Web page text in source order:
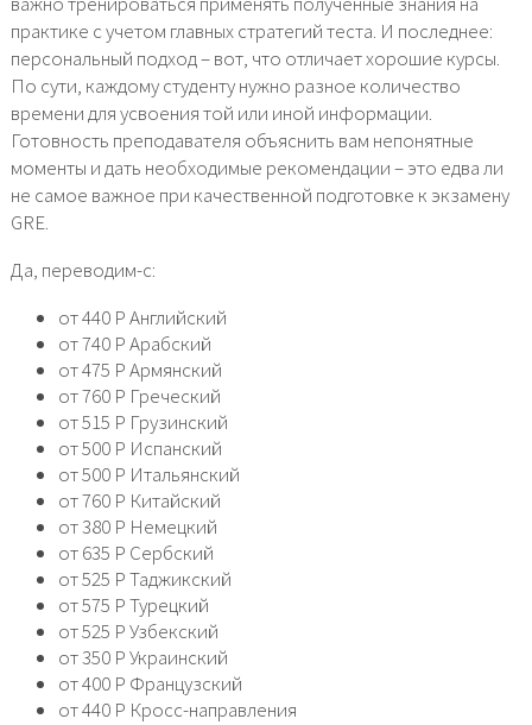
практике с учетом главных стратегий теста. И последнее:
персональный подход – вот, что отличает хорошие курсы.
По сути, каждому студенту нужно разное количество
времени для усвоения той или иной информации.
Готовность преподавателя объяснить вам непонятные
моменты и дать необходимые рекомендации – это едва ли
не самое важное при качественной подготовке к экзамену
GRE.
Да, переводим-с:
от 440 Р Английский
от 740 Р Арабский
от 475 Р Армянский
от 760 Р Греческий
от 515 Р Грузинский
от 500 Р Испанский
от 500 Р Итальянский
от 760 Р Китайский
от 380 Р Немецкий
от 635 Р Сербский
от 525 Р Таджикский
от 575 Р Турецкий
от 525 Р Узбекский
от 350 Р Украинский
от 400 Р Французский
от 440 Р Кросс-направления